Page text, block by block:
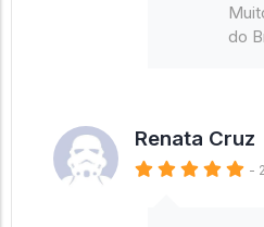
do
Renata Cruz
-